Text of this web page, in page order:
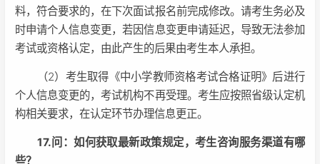
料，符合要求的，在下次面试报名前完成修改。请考生务必及
时申请个人信息变更，若因信息变更申请延迟，导致无法参加
考试或资格认定，由此产生的后果由考生本人承担。
（2）考生取得《中小学教师资格考试合格证明》后进行
个人信息变更的，考试机构不再受理。考生应按照省级认定机
构相关要求，在认定环节办理信息更正。
17.问：如何获取最新政策规定，考生咨询服务渠道有哪
些？